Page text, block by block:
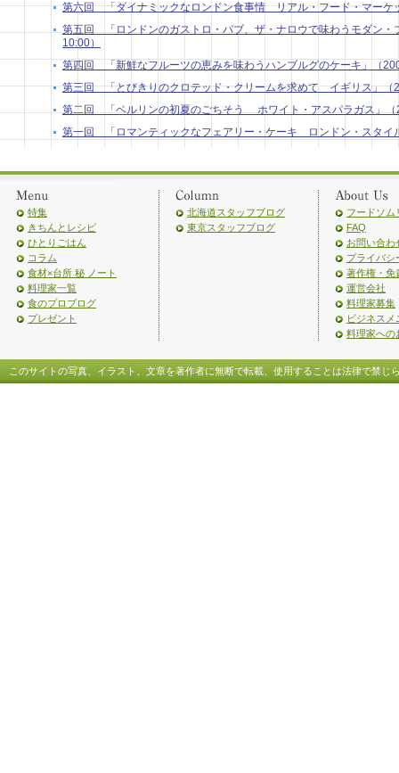
第六回 「ダイナミックなロンドン食事情 リアル・フード・マー
第五回 「ロンドンのガストロ・パブ、ザ・ナロウで味わうモダン・
10:00）
第四回 「新鮮なフルーツの恵みを味わうハンブルグのケーキ」（
第三回 「とびきりのクロテッド・クリームを求めて イギリス」（
第二回 「ベルリンの初夏のごちそう ホワイト・アスパラガス」（
第一回 「ロマンティックなフェアリー・ケーキ ロンドン・スタイ
特集
きちんとレシピ
ひとりごはん
コラム
食材×台所 秘 ノート
料理家一覧
食のプロブログ
プレゼント
北海道スタッフブログ
東京スタッフブログ
フードソム
FAQ
お問い合わ
プライバシ
著作権・免
運営会社
料理家募集
ビジネスメ
料理家への
このサイトの写真、イラスト、文章を著作者に無断で転載、使用することは法律で禁じ